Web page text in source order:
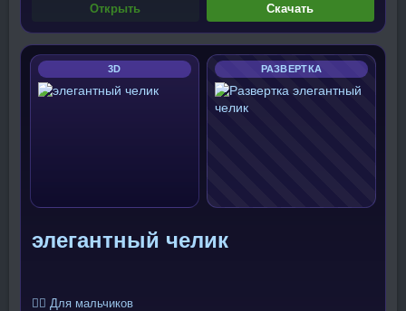
Открыть Скачать
3D РАЗВЕРТКА
элегантный челик
🧍‍♂️ Для мальчиков